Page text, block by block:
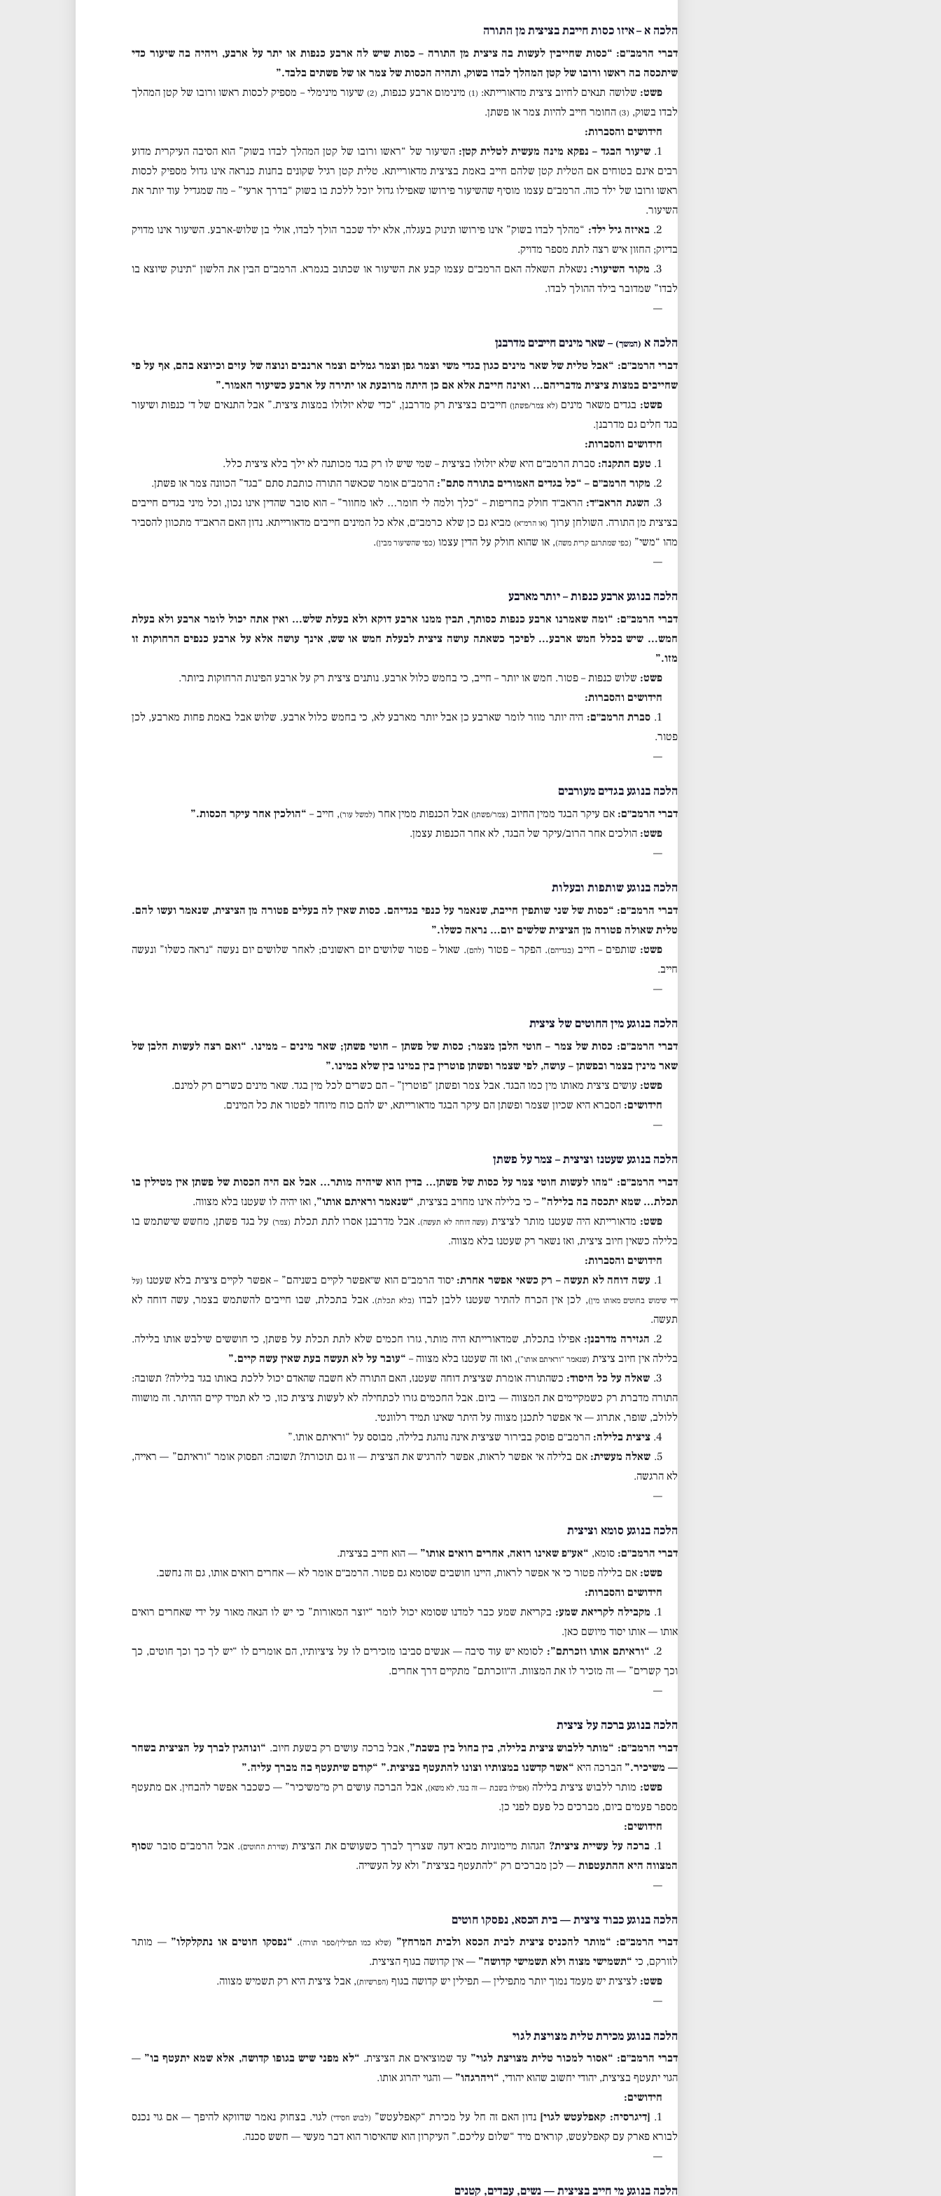
הלכה א – איזו כסות חייבת בציצית מן התורה
דברי הרמב״ם: “כסות שחייבין לעשות בה ציצית מן התורה – כסות שיש לה ארבע כנפות או יתר על ארבע, ויהיה בה שיעור כדי
שיתכסה בה ראשו ורובו של קטן המהלך לבדו בשוק, ותהיה הכסות של צמר או של פשתים בלבד.”
פשט: שלושה תנאים לחיוב ציצית מדאורייתא: (1) מינימום ארבע כנפות, (2)
שיעור מינימלי – מספיק לכסות ראשו ורובו של קטן המהלך
לבדו בשוק, (3)
החומר חייב להיות צמר או פשתן.
חידושים והסברות:
1. שיעור הבגד – נפקא מינה מעשית לטלית קטן: השיעור של “ראשו ורובו של קטן המהלך לבדו בשוק” הוא הסיבה העיקרית מדוע
רבים אינם בטוחים אם הטלית קטן שלהם חייב באמת בציצית מדאורייתא. טלית קטן רגיל שקונים בחנות כנראה אינו גדול מספיק לכסות
ראשו ורובו של ילד כזה. הרמב״ם עצמו מוסיף שהשיעור פירושו שאפילו גדול יוכל ללכת בו בשוק “בדרך ארעי” – מה שמגדיל עוד יותר את
השיעור.
2. באיזה גיל ילד: “מהלך לבדו בשוק” אינו פירושו תינוק בעגלה, אלא ילד שכבר הולך לבדו, אולי בן שלוש-ארבע. השיעור אינו מדויק
בדיוק; החזון איש רצה לתת מספר מדויק.
3. מקור השיעור: נשאלת השאלה האם הרמב״ם עצמו קבע את השיעור או שכתוב בגמרא. הרמב״ם הבין את הלשון “תינוק שיוצא בו
לבדו” שמדובר בילד ההולך לבדו.
—
הלכה א (המשך) – שאר מינים חייבים מדרבנן
דברי הרמב״ם: “אבל טלית של שאר מינים כגון בגדי משי וצמר גפן וצמר גמלים וצמר ארנבים ונוצה של עזים וכיוצא בהם, אף על פי
שחייבים במצות ציצית מדבריהם… ואינה חייבת אלא אם כן היתה מרובעת או יתירה על ארבע כשיעור האמור.”
פשט: בגדים משאר מינים (לא צמר/פשתן) חייבים בציצית רק מדרבנן, “כדי שלא יזלזלו במצות ציצית.” אבל התנאים של ד׳ כנפות ושיעור
בגד חלים גם מדרבנן.
חידושים והסברות:
1. טעם התקנה: סברת הרמב״ם היא שלא יזלזלו בציצית – שמי שיש לו רק בגד מכותנה לא ילך בלא ציצית כלל.
2. מקור הרמב״ם – “כל בגדים האמורים בתורה סתם”: הרמב״ם אומר שכאשר התורה כותבת סתם “בגד” הכוונה צמר או פשתן.
3. השגת הראב״ד: הראב״ד חולק בחריפות – “כלך ולמה לי חומר… לאו מחוור” – הוא סובר שהדין אינו נכון, וכל מיני בגדים חייבים
בציצית מן התורה. השולחן ערוך (או הרמ״א) מביא גם כן שלא כרמב״ם, אלא כל המינים חייבים מדאורייתא. נדון האם הראב״ד מתכוון להסביר
מהו “משי” (כפי שמתרגם קרית משה), או שהוא חולק על הדין עצמו (כפי שהשיעור מבין).
—
הלכה בנוגע ארבע כנפות – יותר מארבע
דברי הרמב״ם: “ומה שאמרנו ארבע כנפות כסותך, תבין ממנו ארבע דוקא ולא בעלת שלש… ואין אתה יכול לומר ארבע ולא בעלת
חמש… שיש בכלל חמש ארבע… לפיכך כשאתה עושה ציצית לבעלת חמש או שש, אינך עושה אלא על ארבע כנפים הרחוקות זו
מזו.”
פשט: שלוש כנפות – פטור. חמש או יותר – חייב, כי בחמש כלול ארבע. נותנים ציצית רק על ארבע הפינות הרחוקות ביותר.
חידושים והסברות:
1. סברת הרמב״ם: היה יותר מוזר לומר שארבע כן אבל יותר מארבע לא, כי בחמש כלול ארבע. שלוש אבל באמת פחות מארבע, לכן
פטור.
—
הלכה בנוגע בגדים מעורבים
דברי הרמב״ם: אם עיקר הבגד ממין החיוב (צמר/פשתן) אבל הכנפות ממין אחר (למשל עור), חייב – “הולכין אחר עיקר הכסות.”
פשט: הולכים אחר הרוב/עיקר של הבגד, לא אחר הכנפות עצמן.
—
הלכה בנוגע שותפות ובעלות
דברי הרמב״ם: “כסות של שני שותפין חייבת, שנאמר על כנפי בגדיהם. כסות שאין לה בעלים פטורה מן הציצית, שנאמר ועשו להם.
טלית שאולה פטורה מן הציצית שלשים יום… נראה כשלו.”
פשט: שותפים – חייב (בגדיהם). הפקר – פטור (להם). שאול – פטור שלושים יום ראשונים; לאחר שלושים יום נעשה “נראה כשלו” ונעשה
חייב.
—
הלכה בנוגע מין החוטים של ציצית
דברי הרמב״ם: כסות של צמר – חוטי הלבן מצמר; כסות של פשתן – חוטי פשתן; שאר מינים – ממינו. “ואם רצה לעשות הלבן של
שאר מינין בצמר ובפשתן – עושה, לפי שצמר ופשתן פוטרין בין במינו בין שלא במינו.”
פשט: עושים ציצית מאותו מין כמו הבגד. אבל צמר ופשתן “פוטרין” – הם כשרים לכל מין בגד. שאר מינים כשרים רק למינם.
חידושים: הסברא היא שכיון שצמר ופשתן הם עיקר הבגד מדאורייתא, יש להם כוח מיוחד לפטור את כל המינים.
—
הלכה בנוגע שעטנז וציצית – צמר על פשתן
דברי הרמב״ם: “מהו לעשות חוטי צמר על כסות של פשתן… בדין הוא שיהיה מותר… אבל אם היה הכסות של פשתן אין מטילין בו
תכלת… שמא יתכסה בה בלילה” – כי בלילה אינו מחויב בציצית, “שנאמר וראיתם אותו”, ואז יהיה לו שעטנז בלא מצווה.
פשט: מדאורייתא היה שעטנז מותר לציצית (עשה דוחה לא תעשה). אבל מדרבנן אסרו לתת תכלת (צמר) על בגד פשתן, מחשש שישתמש בו
בלילה כשאין חיוב ציצית, ואז נשאר רק שעטנז בלא מצווה.
חידושים והסברות:
1. עשה דוחה לא תעשה – רק כשאי אפשר אחרת: יסוד הרמב״ם הוא ש״אפשר לקיים בשניהם” – אפשר לקיים ציצית בלא שעטנז (על
ידי שימוש בחוטים מאותו מין), לכן אין הכרח להתיר שעטנז ללבן לבדו (בלא תכלת). אבל בתכלת, שבו חייבים להשתמש בצמר, עשה דוחה לא
תעשה.
2. הגזירה מדרבנן: אפילו בתכלת, שמדאורייתא היה מותר, גזרו חכמים שלא לתת תכלת על פשתן, כי חוששים שילבש אותו בלילה.
בלילה אין חיוב ציצית (שנאמר “וראיתם אותו”), ואז זה שעטנז בלא מצווה – “עובר על לא תעשה בעת שאין עשה קיים.”
3. שאלה על כל היסוד: כשהתורה אומרת שציצית דוחה שעטנז, האם התורה לא חשבה שהאדם יכול ללכת באותו בגד בלילה? תשובה:
התורה מדברת רק כשמקיימים את המצווה — ביום. אבל החכמים גזרו לכתחילה לא לעשות ציצית כזו, כי לא תמיד קיים ההיתר. זה מושווה
ללולב, שופר, אתרוג — אי אפשר לתכנן מצווה על היתר שאינו תמיד רלוונטי.
4. ציצית בלילה: הרמב״ם פוסק בבירור שציצית אינה נוהגת בלילה, מבוסס על “וראיתם אותו.”
5. שאלה מעשית: אם בלילה אי אפשר לראות, אפשר להרגיש את הציצית — זו גם תזכורת? תשובה: הפסוק אומר “וראיתם” — ראייה,
לא הרגשה.
—
הלכה בנוגע סומא וציצית
דברי הרמב״ם: סומא, “אע״פ שאינו רואה, אחרים רואים אותו” — הוא חייב בציצית.
פשט: אם בלילה פטור כי אי אפשר לראות, היינו חושבים שסומא גם פטור. הרמב״ם אומר לא — אחרים רואים אותו, גם זה נחשב.
חידושים והסברות:
1. מקבילה לקריאת שמע: בקריאת שמע כבר למדנו שסומא יכול לומר “יוצר המאורות” כי יש לו הנאה מאור על ידי שאחרים רואים
אותו — אותו יסוד מיושם כאן.
2. “וראיתם אותו וזכרתם”: לסומא יש עוד סיבה — אנשים סביבו מזכירים לו על ציציותיו, הם אומרים לו “יש לך כך וכך חוטים, כך
וכך קשרים” — זה מזכיר לו את המצוות. ה״וזכרתם” מתקיים דרך אחרים.
—
הלכה בנוגע ברכה על ציצית
דברי הרמב״ם: “מותר ללבוש ציצית בלילה, בין בחול בין בשבת”, אבל ברכה עושים רק בשעת חיוב. “ונוהגין לברך על הציצית בשחר
— משיכיר.” הברכה היא “אשר קדשנו במצותיו וצונו להתעטף בציצית.” “קודם שיתעטף בה מברך עליה.”
פשט: מותר ללבוש ציצית בלילה (אפילו בשבת — זה בגד, לא משא), אבל הברכה עושים רק מ״משיכיר” — כשכבר אפשר להבחין. אם מתעטף
מספר פעמים ביום, מברכים כל פעם לפני כן.
חידושים:
1. ברכה על עשיית ציצית? הגהות מיימוניות מביא דעה שצריך לברך כשעושים את הציצית (שזירת החוטים). אבל הרמב״ם סובר שסוף
המצווה היא ההתעטפות — לכן מברכים רק “להתעטף בציצית” ולא על העשייה.
—
הלכה בנוגע כבוד ציצית — בית הכסא, נפסקו חוטים
דברי הרמב״ם: “מותר להכניס ציצית לבית הכסא ולבית המרחץ” (שלא כמו תפילין/ספר תורה). “נפסקו חוטים או נתקלקלו” — מותר
לזורקם, כי “תשמישי מצוה ולא תשמישי קדושה” — אין קדושה בגוף הציצית.
פשט: לציצית יש מעמד נמוך יותר מתפילין — תפילין יש קדושה בגוף (הפרשיות), אבל ציצית היא רק תשמיש מצווה.
—
הלכה בנוגע מכירת טלית מצויצת לגוי
דברי הרמב״ם: “אסור למכור טלית מצויצת לגוי” עד שמוציאים את הציצית. “לא מפני שיש בגופו קדושה, אלא שמא יתעטף בו” —
הגוי יתעטף בציצית, יהודי יחשוב שהוא יהודי, “ויהרגהו” — והגוי יהרוג אותו.
חידושים:
1. [דיגרסיה: קאפלעטש לגוי] נדון האם זה חל על מכירת “קאפלעטש” (לבוש חסידי) לגוי. בצחוק נאמר שדווקא להיפך — אם גוי נכנס
לבורא פארק עם קאפלעטש, קוראים מיד “שלום עליכם.” העיקרון הוא שהאיסור הוא דבר מעשי — חשש סכנה.
—
הלכה בנוגע מי חייב בציצית — נשים, עבדים, קטנים